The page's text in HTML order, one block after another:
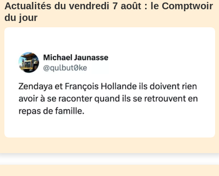
Actualités du vendredi 7 août : le Comptwoir
du jour